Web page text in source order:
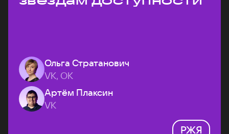
Ольга Стратанович
VK, ОК
Артём Плаксин
VK
РЖЯ